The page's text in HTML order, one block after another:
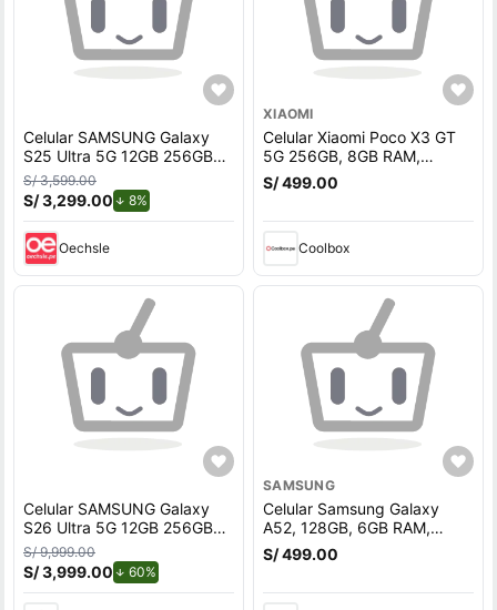
Celular SAMSUNG Galaxy
S25 Ultra 5G 12GB 256GB
White Silver
S/ 3,599.00
S/ 3,299.00 8%
Oechsle
XIAOMI
Celular Xiaomi Poco X3 GT
5G 256GB, 8GB RAM,
cámara trasera 64MP y
frontal 16MP, 6.6"", negro
S/ 499.00
Coolbox
Celular SAMSUNG Galaxy
S26 Ultra 5G 12GB 256GB
Azul
S/ 9,999.00
S/ 3,999.00 60%
SAMSUNG
Celular Samsung Galaxy
A52, 128GB, 6GB RAM,
cámara trasera 64MP y
frontal 32MP, 6.5"",
S/ 499.00